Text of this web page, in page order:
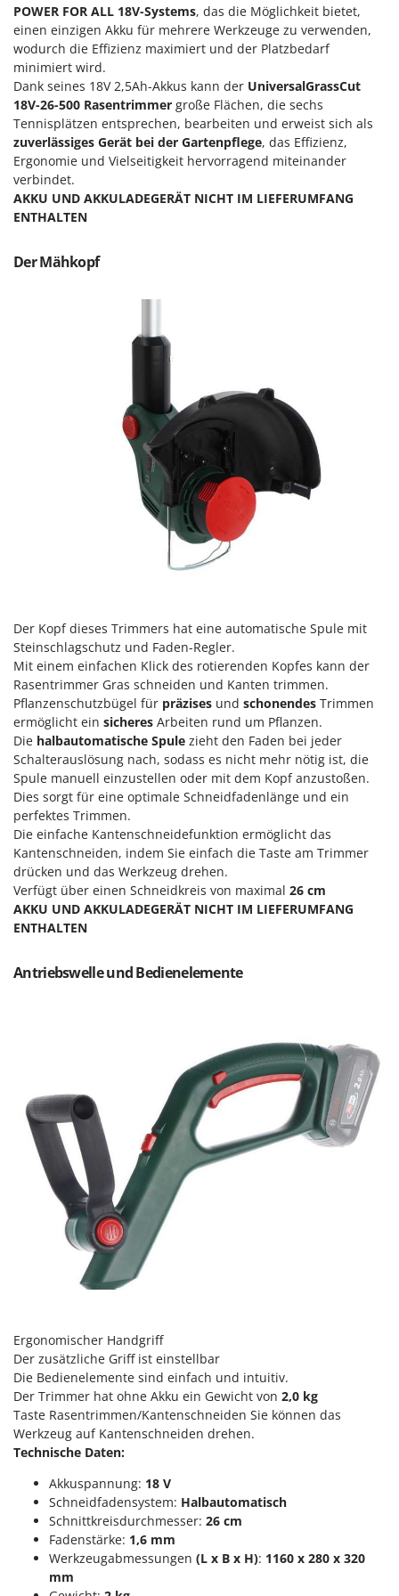
Mähroboter
Maisentkörnungsmaschinen
Manuelle Heckenscheren
Mehrzweck-Sauggeräte
Minibacköfen
Motorhacken - Gartenfräsen
Motorspritzen
Mulcher für Traktor
Nudelmaschinen
Palettengabeln für Traktoren
Pelletpressen
Pflüge für Traktor
Planierschilder für Traktoren
R
Rasenmäher
Rasensodenschneider
Rasentraktoren Aufsitzmäher
Rasentrimmer - Kantenschneider
Rasentrimmer - Motorsensen - Freischneider
Rührtöpfe mit Elektrischem Rührwerk
Rupfmaschinen
S
Sämaschinen und Düngerstreuer
Scheibenpflüge
Seilwinden - Motorseilwinden
Sichelmähwerke für Traktoren
Sichelmulcher für Traktoren
Sortierer für Oliven
Sprühgeräte für Pflanzenbehandlung
Stäubegeräte für Traktor
Staubsauger - Elektrobesen
Thermische und mechanische Unkrautbrenner
Tomatenpressen
Tragbare Powerstationen
Traktor-Heckenscheren mit Ausleger
U
Umkehrfräsen
Vakuumiergeräte
Vertikutierer
Famag
Famur
FARMER
FBC
Ferrari Group
Ferroni
Ferrua
FIAC
FIEM
Fimar
Forest Master
Gierre
Ginko - MGM
Gipeco
Girmi
Goodyear
GRAEF
Gre
GreenBay
Greenworks
GRIFO
GVS
GYS
H
Hailo
Idromatic
Il-Tec
Imperia
Infaco
Intec
ITM
J JOLLY ITALIA
K
KAAZ
Karcher
Kasco
Kemper
Kenwood
Keter
POWER FOR ALL 18V-Systems, das die Möglichkeit bietet,
einen einzigen Akku für mehrere Werkzeuge zu verwenden,
wodurch die Effizienz maximiert und der Platzbedarf
minimiert wird.
Dank seines 18V 2,5Ah-Akkus kann der UniversalGrassCut
18V-26-500 Rasentrimmer große Flächen, die sechs
Tennisplätzen entsprechen, bearbeiten und erweist sich als
zuverlässiges Gerät bei der Gartenpflege, das Effizienz,
Ergonomie und Vielseitigkeit hervorragend miteinander
verbindet.
AKKU UND AKKULADEGERÄT NICHT IM LIEFERUMFANG
ENTHALTEN
Der Mähkopf
Der Kopf dieses Trimmers hat eine automatische Spule mit
Steinschlagschutz und Faden-Regler.
Mit einem einfachen Klick des rotierenden Kopfes kann der
Rasentrimmer Gras schneiden und Kanten trimmen.
Pflanzenschutzbügel für präzises und schonendes Trimmen
ermöglicht ein sicheres Arbeiten rund um Pflanzen.
Die halbautomatische Spule zieht den Faden bei jeder
Schalterauslösung nach, sodass es nicht mehr nötig ist, die
Spule manuell einzustellen oder mit dem Kopf anzustoßen.
Dies sorgt für eine optimale Schneidfadenlänge und ein
perfektes Trimmen.
Die einfache Kantenschneidefunktion ermöglicht das
Kantenschneiden, indem Sie einfach die Taste am Trimmer
drücken und das Werkzeug drehen.
Verfügt über einen Schneidkreis von maximal 26 cm
AKKU UND AKKULADEGERÄT NICHT IM LIEFERUMFANG
ENTHALTEN
Antriebswelle und Bedienelemente
Ergonomischer Handgriff
Der zusätzliche Griff ist einstellbar
Die Bedienelemente sind einfach und intuitiv.
Der Trimmer hat ohne Akku ein Gewicht von 2,0 kg
Taste Rasentrimmen/Kantenschneiden Sie können das
Werkzeug auf Kantenschneiden drehen.
Technische Daten:
Akkuspannung: 18 V
Schneidfadensystem: Halbautomatisch
Schnittkreisdurchmesser: 26 cm
Fadenstärke: 1,6 mm
Werkzeugabmessungen (L x B x H): 1160 x 280 x 320
mm